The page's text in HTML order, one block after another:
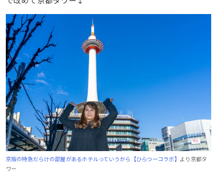
京阪の特急だらけの部屋があるホテルっていうから【ひらつーコラボ】 より京都タ
ワー